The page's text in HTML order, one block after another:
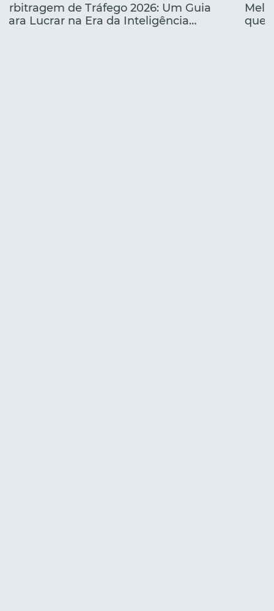
Arbitragem de Tráfego 2026: Um Guia
para Lucrar na Era da Inteligência
que